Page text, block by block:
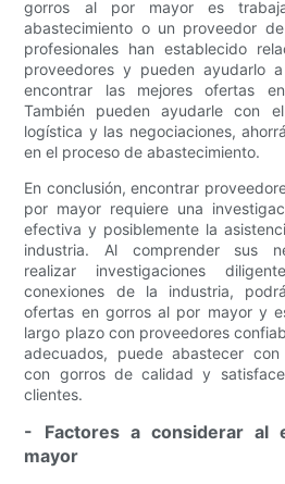
gorros al por mayor es
abastecimiento o un proveedor
profesionales han establecido
proveedores y pueden ayudarlo
encontrar las mejores ofertas
También pueden ayudarle con
logística y las negociaciones,
en el proceso de abastecimiento.
En conclusión, encontrar
por mayor requiere una
efectiva y posiblemente la
industria. Al comprender sus
realizar investigaciones
conexiones de la industria,
ofertas en gorros al por mayor y
largo plazo con proveedores
adecuados, puede abastecer
con gorros de calidad y
clientes.
- Factores a considerar al
mayor